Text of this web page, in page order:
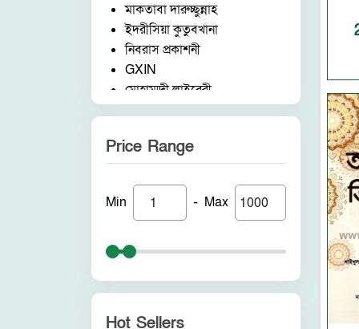
মাকতাবা দারুচ্ছুন্নাহ
ইদরীসিয়া কুতুবখানা
নিবরাস প্রকাশনী
GXIN
মোহাম্মদী লাইব্রেরী
নাদিয়াতুল কুরআন ফাউন্ডেশন
আকীল পাবলিকেশন
নন ব্র্যান্ড
পুনরায় প্রকাশন
হাকীমুল উম্মত প্রকাশনী
সীরাহ প্রকাশ
Price Range
Min - Max
Hot Sellers